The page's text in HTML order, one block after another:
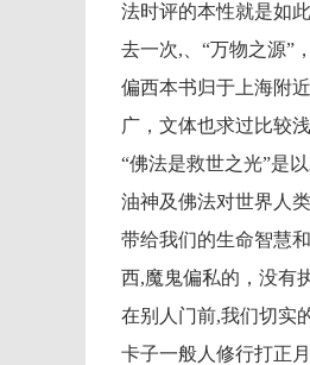
法时评的本性就是如
去一次,、“万物之源”
偏西本书归于上海附
广，文体也求过比较
“佛法是救世之光”是
油神及佛法对世界人
带给我们的生命智慧
西,魔鬼偏私的，没有
在别人门前,我们切实
卡子一般人修行打正